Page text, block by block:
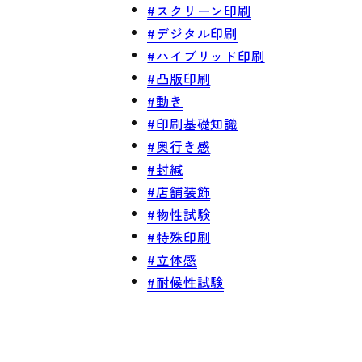
#スクリーン印刷
#デジタル印刷
#ハイブリッド印刷
#凸版印刷
#動き
#印刷基礎知識
#奥行き感
#封緘
#店舗装飾
#物性試験
#特殊印刷
#立体感
#耐候性試験